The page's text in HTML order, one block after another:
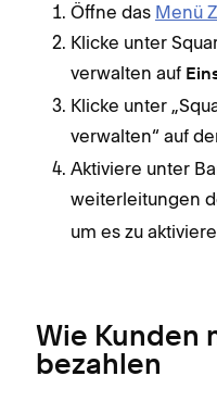
Öffne das Menü
Klicke unter
verwalten auf
Klicke unter
verwalten“ auf
Aktiviere unter
weiterleitungen
um es zu
Wie Kunden
bezahlen